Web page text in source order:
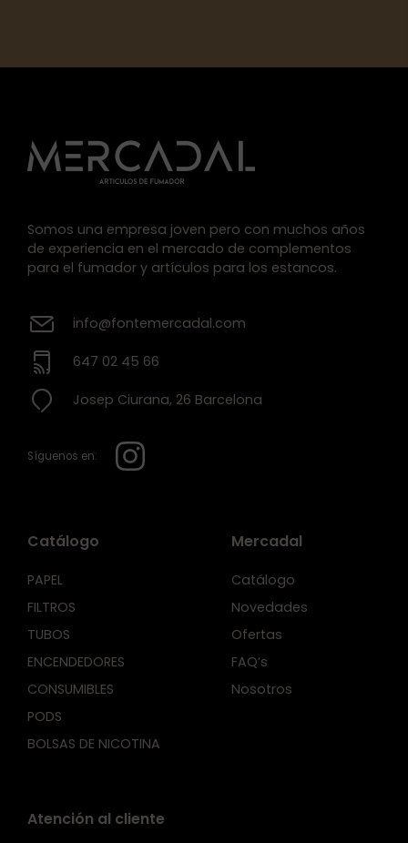
Somos una empresa joven pero con muchos años
de experiencia en el mercado de complementos
para el fumador y artículos para los estancos.
info@fontemercadal.com
647 02 45 66
Josep Ciurana, 26 Barcelona
Síguenos en:
Catálogo
PAPEL
FILTROS
TUBOS
ENCENDEDORES
CONSUMIBLES
PODS
BOLSAS DE NICOTINA
Mercadal
Catálogo
Novedades
Ofertas
FAQ’s
Nosotros
Atención al cliente